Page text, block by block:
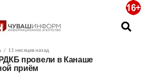
11 месяцев назад
провели в Канаше
приём